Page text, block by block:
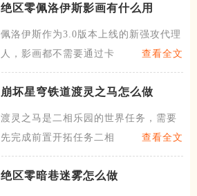
绝区零佩洛伊斯影画有什么用
佩洛伊斯作为3.0版本上线的新强攻代理
人，影画都不需要通过卡
查看全文
崩坏星穹铁道渡灵之马怎么做
渡灵之马是二相乐园的世界任务，需要
先完成前置开拓任务二相乐园
查看全文
绝区零暗巷迷雾怎么做